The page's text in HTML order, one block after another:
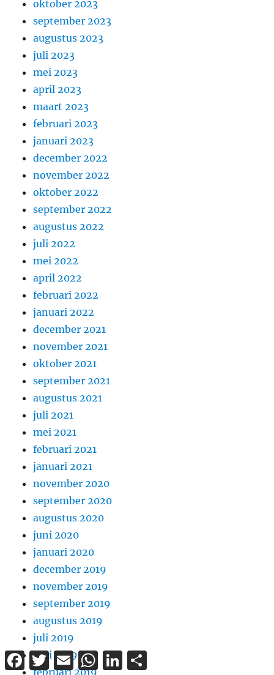
oktober 2023
september 2023
augustus 2023
juli 2023
mei 2023
april 2023
maart 2023
februari 2023
januari 2023
december 2022
november 2022
oktober 2022
september 2022
augustus 2022
juli 2022
mei 2022
april 2022
februari 2022
januari 2022
december 2021
november 2021
oktober 2021
september 2021
augustus 2021
juli 2021
mei 2021
februari 2021
januari 2021
november 2020
september 2020
augustus 2020
juni 2020
januari 2020
december 2019
november 2019
september 2019
augustus 2019
juli 2019
juni 2019
februari 2019
Facebook
TwitterEmail WhatsApp
LinkedIn